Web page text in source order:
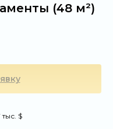
(48 м²)
тыс. $